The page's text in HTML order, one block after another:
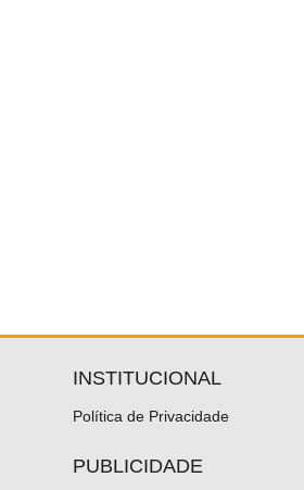
INSTITUCIONAL
Política de Privacidade
PUBLICIDADE